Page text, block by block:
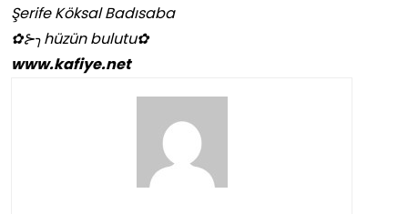
Şerife Köksal Badısaba
✿⊱╮hüzün bulutu✿
www.kafiye.net